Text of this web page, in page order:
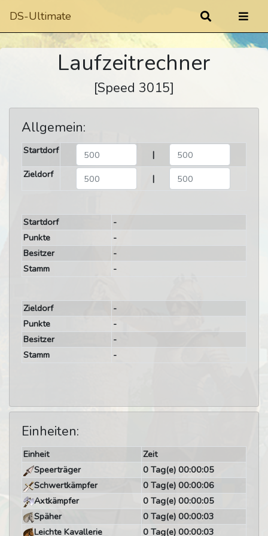
DS-Ultimate
Laufzeitrechner
[Speed 3015]
Allgemein:
Startdorf
|
Zieldorf
|
Startdorf
-
Punkte
-
Besitzer
-
Stamm
-
Zieldorf
-
Punkte
-
Besitzer
-
Stamm
-
Einheiten:
Einheit
Zeit
Speerträger
0 Tag(e) 00:00:05
Schwertkämpfer
0 Tag(e) 00:00:06
Axtkämpfer
0 Tag(e) 00:00:05
Späher
0 Tag(e) 00:00:03
Leichte Kavallerie
0 Tag(e) 00:00:03